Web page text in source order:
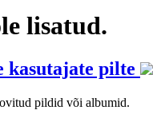
lisatud.
kasutajate pilte
pildid või albumid.